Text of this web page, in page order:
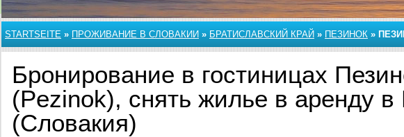
STARTSEITE » ПРОЖИВАНИЕ В СЛОВАКИИ » БРАТИСЛАВСКИЙ КРАЙ » ПЕЗИНОК »
Бронирование в гостиницах
(Pezinok), снять жилье в аренду в
(Словакия)